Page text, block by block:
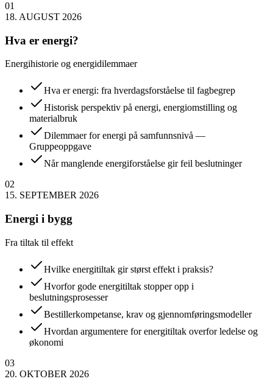
01
18. AUGUST 2026
Hva er energi?
Energihistorie og energidilemmaer
Hva er energi: fra hverdagsforståelse til fagbegrep
Historisk perspektiv på energi, energiomstilling og
materialbruk
Dilemmaer for energi på samfunnsnivå —
Gruppeoppgave
Når manglende energiforståelse gir feil beslutninger
02
15. SEPTEMBER 2026
Energi i bygg
Fra tiltak til effekt
Hvilke energitiltak gir størst effekt i praksis?
Hvorfor gode energitiltak stopper opp i
beslutningsprosesser
Bestillerkompetanse, krav og gjennomføringsmodeller
Hvordan argumentere for energitiltak overfor ledelse og
økonomi
03
20. OKTOBER 2026